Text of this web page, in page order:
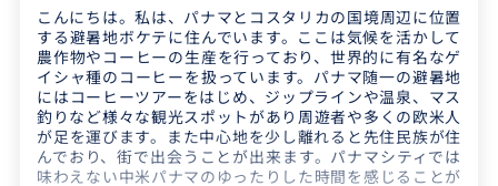
済情勢も旅行業の関係で日々チェックはしてい
ます。
こんにちは。私は、パナマとコスタリカの国境周辺に位置
する避暑地ボケテに住んでいます。ここは気候を活かして
農作物やコーヒーの生産を行っており、世界的に有名なゲ
イシャ種のコーヒーを扱っています。パナマ随一の避暑地
にはコーヒーツアーをはじめ、ジップラインや温泉、マス
釣りなど様々な観光スポットがあり周遊者や多くの欧米人
が足を運びます。また中心地を少し離れると先住民族が住
んでおり、街で出会うことが出来ます。パナマシティでは
味わえない中米パナマのゆったりした時間を感じることが